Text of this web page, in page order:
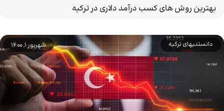
بهترین روش های کسب درآمد دلاری در ترکیه
دانستنیهای ترکیه شهریور 1, 1400